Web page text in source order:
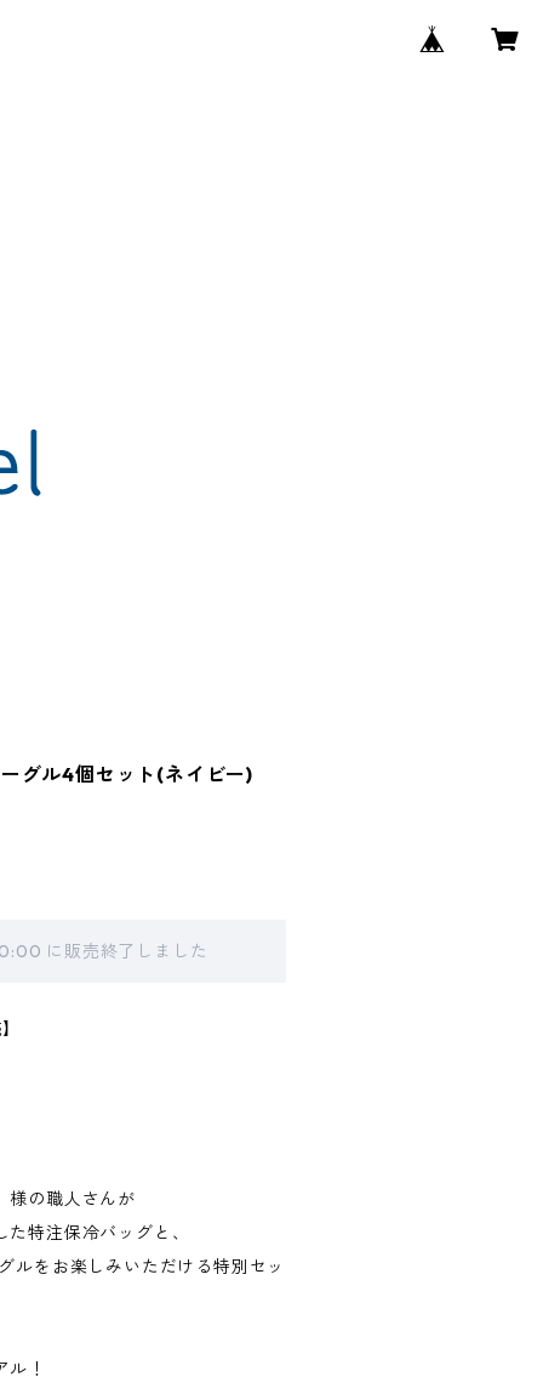
グル4個セット(ネイビー)
に販売終了しました
様の職人さんが
特注保冷バッグと、
ルをお楽しみいただける特別セッ
！